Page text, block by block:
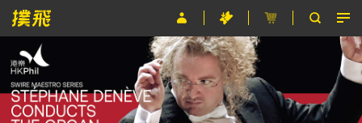
節目
主辦單位